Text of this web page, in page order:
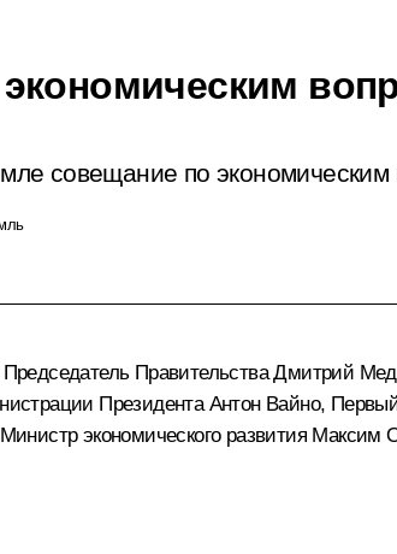
совещание по экономическим
ПравительстваДмитрий
Президента Антон Вайно,
экономического развития Максим